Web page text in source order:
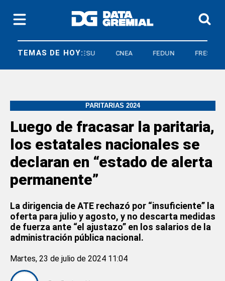
TEMAS DE HOY:
FEDUN FRESU CNEA FEDUN FRESU
PARITARIAS 2024
Luego de fracasar la paritaria,
los estatales nacionales se
declaran en “estado de alerta
permanente”
La dirigencia de ATE rechazó por “insuficiente” la
oferta para julio y agosto, y no descarta medidas
de fuerza ante “el ajustazo” en los salarios de la
administración pública nacional.
Martes, 23 de julio de 2024 11:04